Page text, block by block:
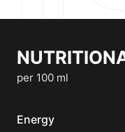
per 100 ml
Energy